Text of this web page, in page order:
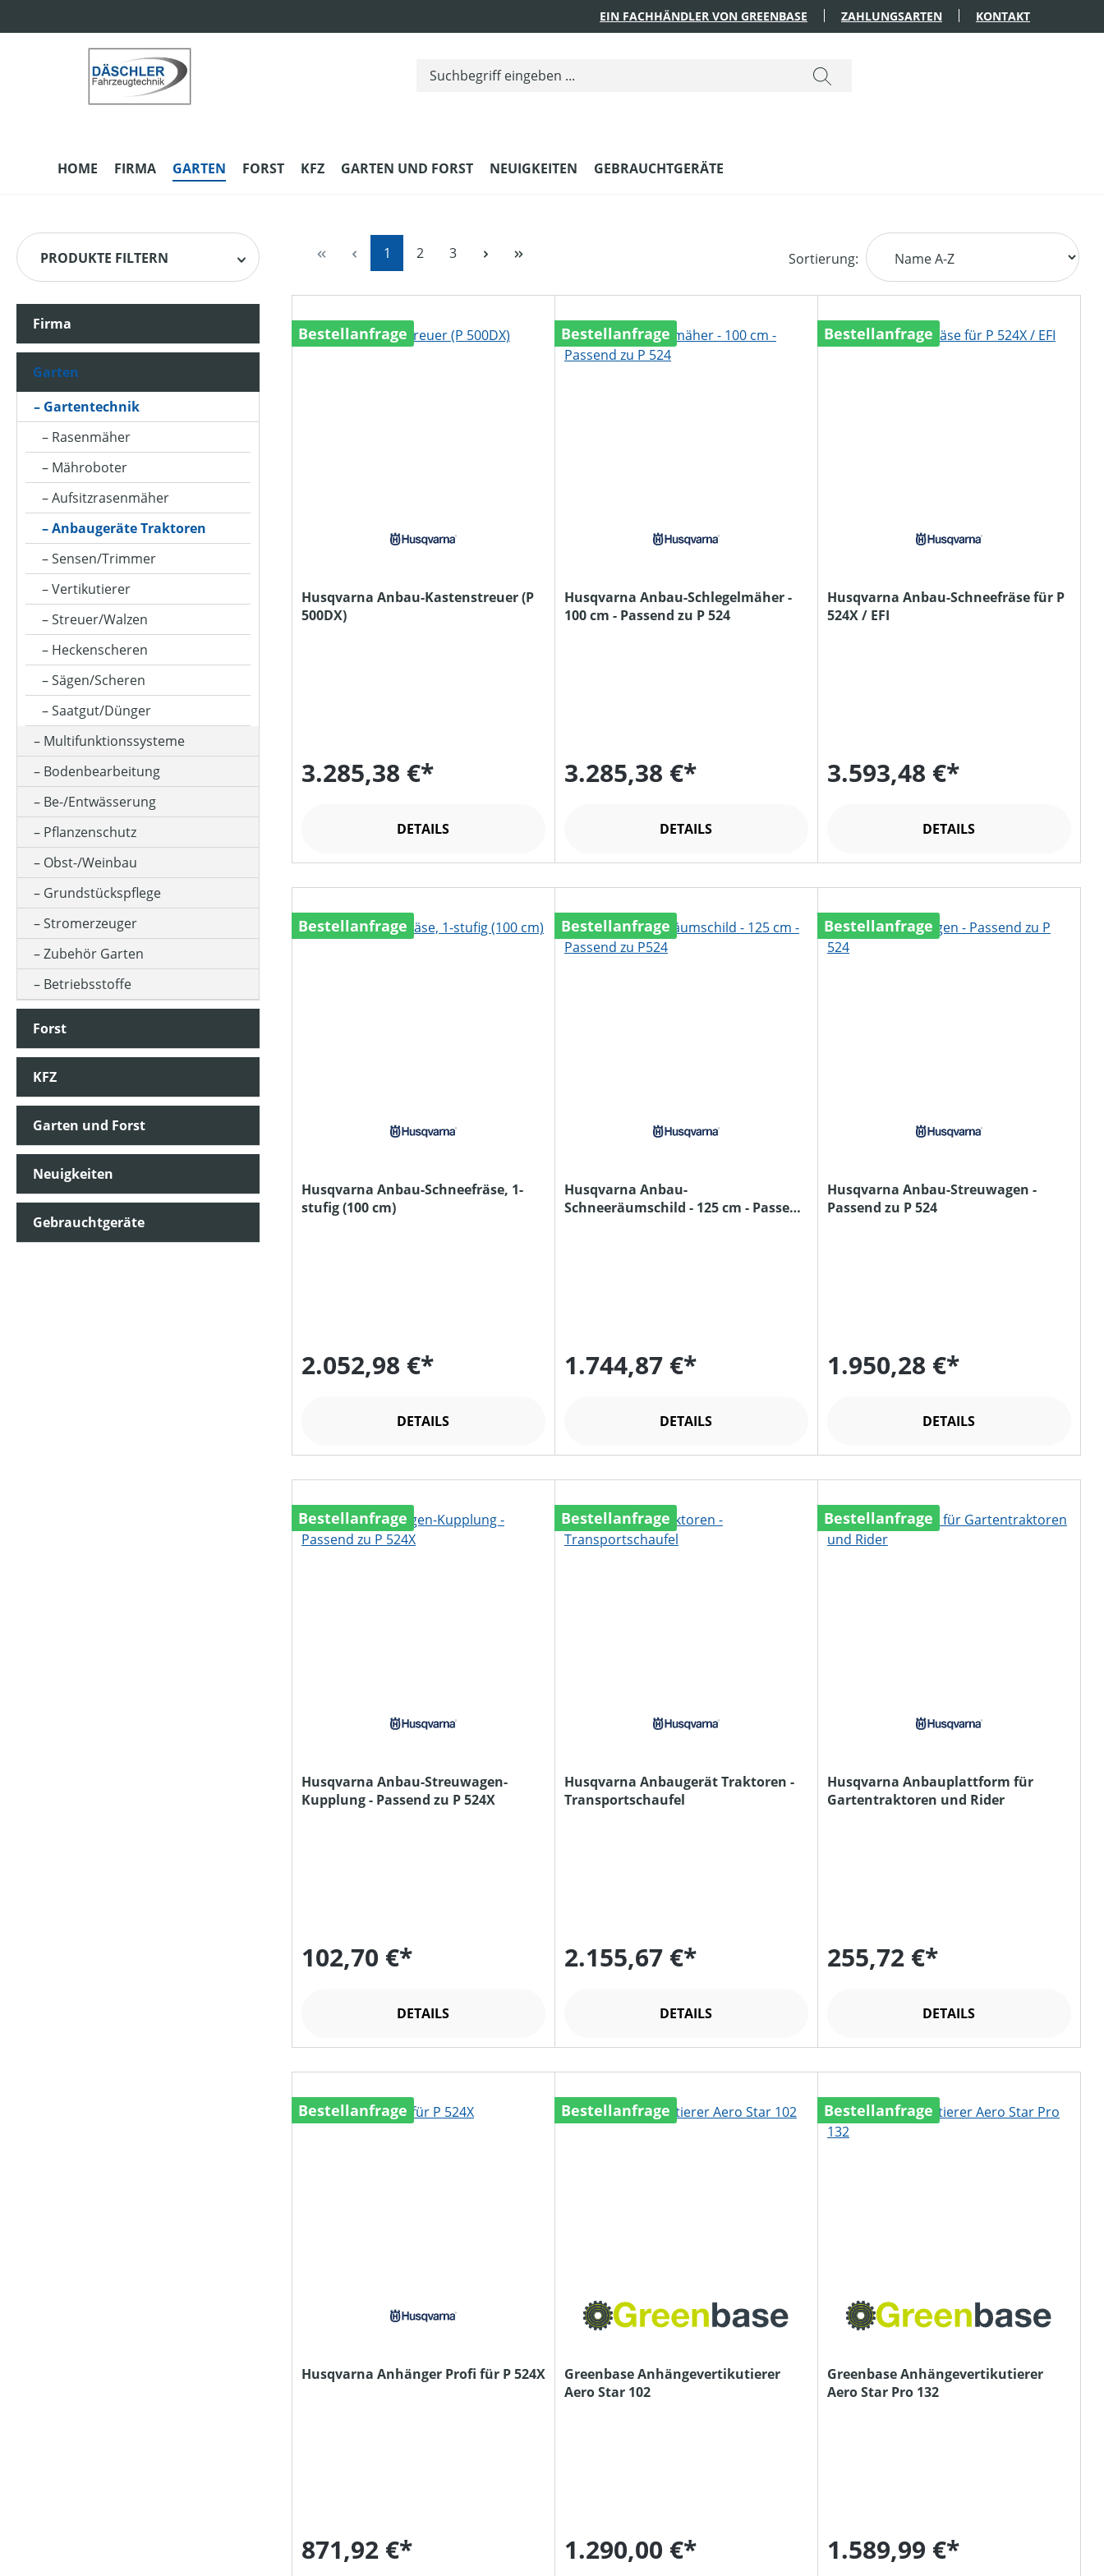
EIN FACHHÄNDLER VON GREENBASE ZAHLUNGSARTEN KONTAKT
HOME FIRMA GARTEN FORST KFZ GARTEN UND FORST NEUIGKEITEN GEBRAUCHTGERÄTE
PRODUKTE FILTERN
HERSTELLER
ARBEITSDRUCK (IN BAR)
ARBEITSREICHWEITE MAX (IN M)
ARBEITSSTUFENANZAHL
ARBEITSTIEFE (IN MM)
AUSWURFART
BEFESTIGUNG
BETRIEBSART
BÜRSTENDREHZAHL (IN UMDREHUNGEN/MIN)
FAHRANTRIEBSART
FARBE (GERÄT)
FASSUNGSVOLUMEN MAX (IN L)
FRÄSTIEFE (IN CM)
FÖRDERMENGE MAX (IN L/H)
KLASSIFIZIERUNG
Firma
Garten
Gartentechnik
Rasenmäher
Mähroboter
Aufsitzrasenmäher
Anbaugeräte Traktoren
Sensen/Trimmer
Vertikutierer
Streuer/Walzen
Heckenscheren
Sägen/Scheren
Saatgut/Dünger
Multifunktionssysteme
Bodenbearbeitung
Be-/Entwässerung
Pflanzenschutz
Obst-/Weinbau
Grundstückspflege
Stromerzeuger
Zubehör Garten
Betriebsstoffe
Forst
KFZ
Garten und Forst
Neuigkeiten
Gebrauchtgeräte
Seite
1 Seite
2 Seite
3 Sortierung:
Bestellanfrage
Husqvarna Anbau-Kastenstreuer (P
500DX)
3.285,38 €*
DETAILS
Bestellanfrage
Husqvarna Anbau-Schlegelmäher -
100 cm - Passend zu P 524
3.285,38 €*
DETAILS
Bestellanfrage
Husqvarna Anbau-Schneefräse für P
524X / EFI
3.593,48 €*
DETAILS
Bestellanfrage
Husqvarna Anbau-Schneefräse, 1-
stufig (100 cm)
2.052,98 €*
DETAILS
Bestellanfrage
Husqvarna Anbau-
Schneeräumschild - 125 cm - Passend
1.744,87 €*
DETAILS
Bestellanfrage
Husqvarna Anbau-Streuwagen -
Passend zu P 524
1.950,28 €*
DETAILS
Bestellanfrage
Husqvarna Anbau-Streuwagen-
Kupplung - Passend zu P 524X
102,70 €*
DETAILS
Bestellanfrage
Husqvarna Anbaugerät Traktoren -
Transportschaufel
2.155,67 €*
DETAILS
Bestellanfrage
Husqvarna Anbauplattform für
Gartentraktoren und Rider
255,72 €*
DETAILS
Bestellanfrage
Husqvarna Anhänger Profi für P 524X
871,92 €*
Bestellanfrage
Greenbase Anhängevertikutierer
Aero Star 102
1.290,00 €*
Bestellanfrage
Greenbase Anhängevertikutierer
Aero Star Pro 132
1.589,99 €*